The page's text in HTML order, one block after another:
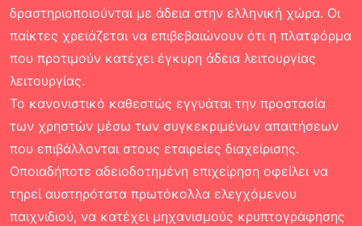
δραστηριοποιούνται με άδεια στην ελληνική χώρα. Οι
παίκτες χρειάζεται να επιβεβαιώνουν ότι η πλατφόρμα
που προτιμούν κατέχει έγκυρη άδεια λειτουργίας
λειτουργίας.
Το κανονιστικό καθεστώς εγγυάται την προστασία
των χρηστών μέσω των συγκεκριμένων απαιτήσεων
που επιβάλλονται στους εταιρείες διαχείρισης.
Οποιαδήποτε αδειοδοτημένη επιχείρηση οφείλει να
τηρεί αυστηρότατα πρωτόκολλα ελεγχόμενου
παιχνιδιού, να κατέχει μηχανισμούς κρυπτογράφησης